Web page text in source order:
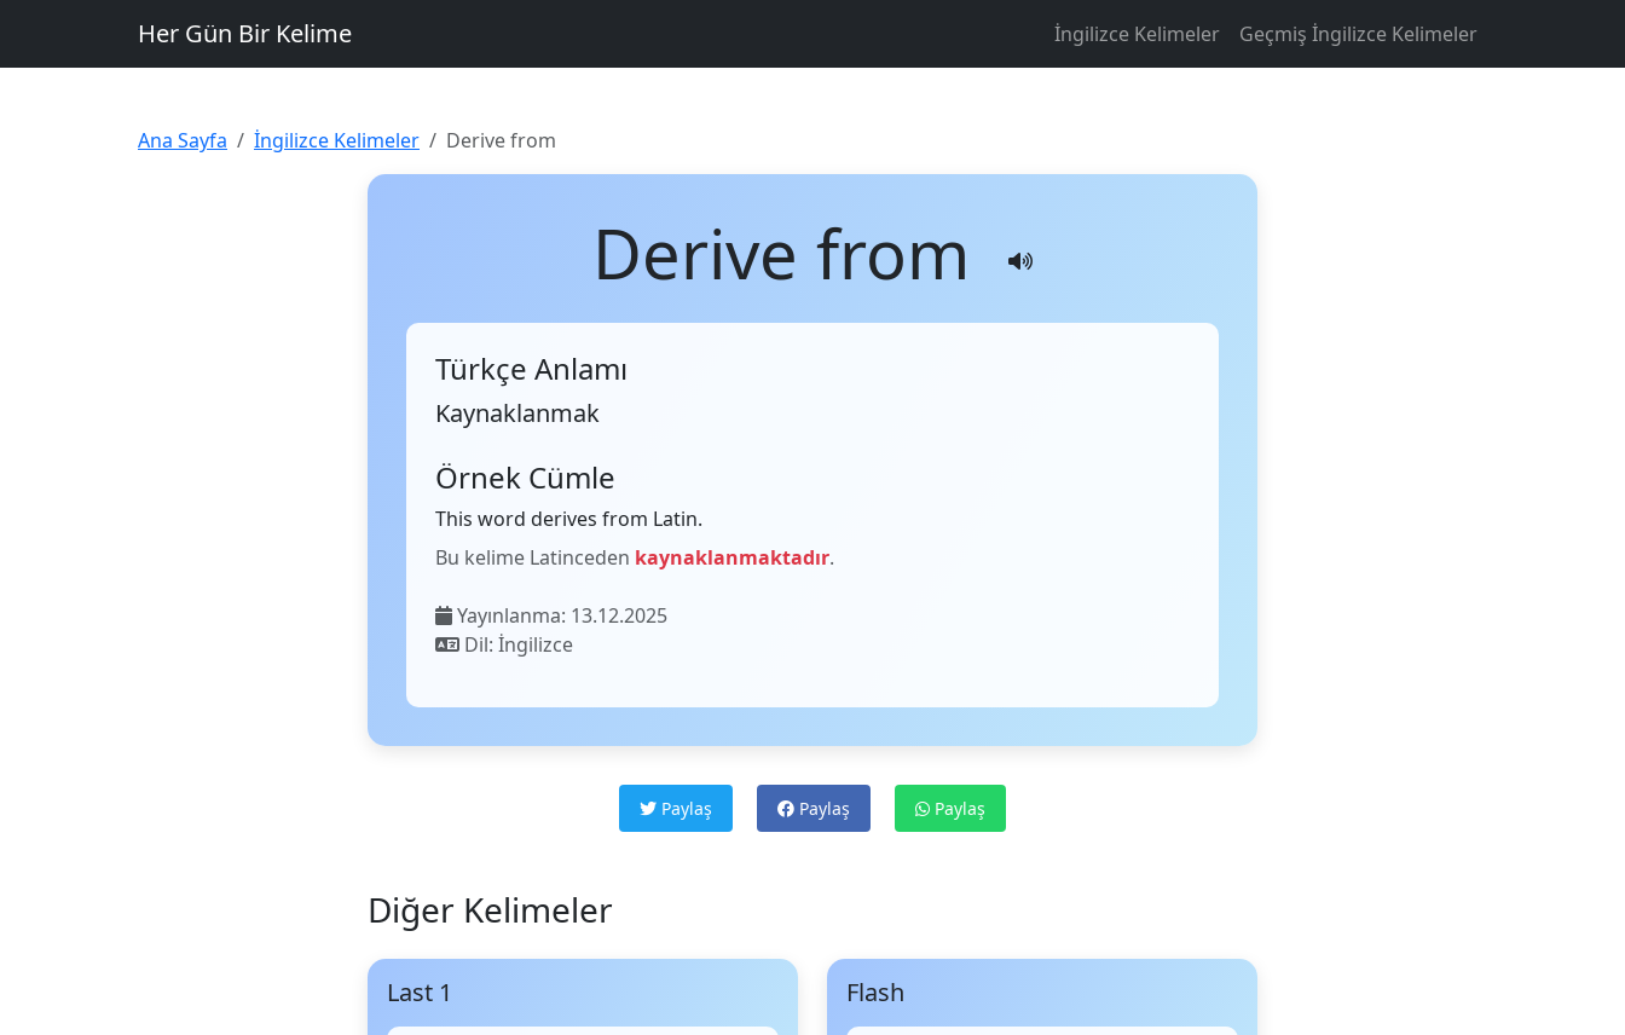
Her Gün Bir Kelime İngilizce Kelimeler Geçmiş İngilizce Kelimeler
Ana Sayfa İngilizce Kelimeler Derive from
Derive from
Türkçe Anlamı
Kaynaklanmak
Örnek Cümle
This word derives from Latin.
Bu kelime Latinceden kaynaklanmaktadır.
Yayınlanma: 13.12.2025
Dil: İngilizce
Paylaş Paylaş Paylaş
Diğer Kelimeler
Last 1 Flash